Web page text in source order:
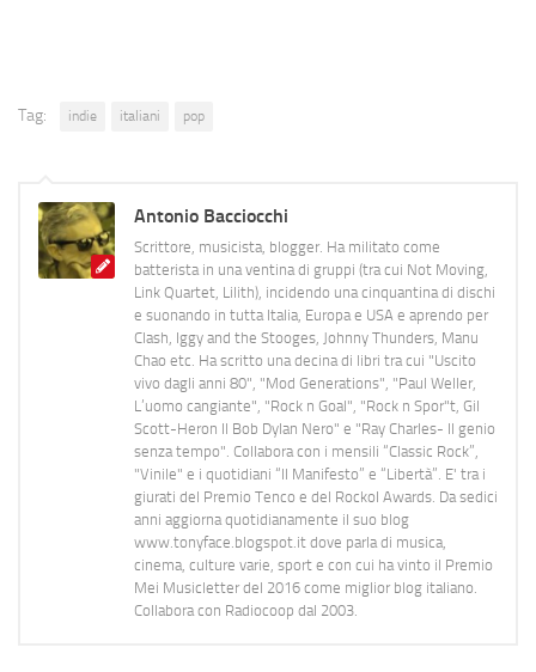
Tag: indie italiani pop
Antonio Bacciocchi
Scrittore, musicista, blogger. Ha militato come
batterista in una ventina di gruppi (tra cui Not Moving,
Link Quartet, Lilith), incidendo una cinquantina di dischi
e suonando in tutta Italia, Europa e USA e aprendo per
Clash, Iggy and the Stooges, Johnny Thunders, Manu
Chao etc. Ha scritto una decina di libri tra cui "Uscito
vivo dagli anni 80", "Mod Generations", "Paul Weller,
L’uomo cangiante", "Rock n Goal", "Rock n Spor"t, Gil
Scott-Heron Il Bob Dylan Nero" e "Ray Charles- Il genio
senza tempo". Collabora con i mensili “Classic Rock”,
"Vinile" e i quotidiani “Il Manifesto” e “Libertà”. E' tra i
giurati del Premio Tenco e del Rockol Awards. Da sedici
anni aggiorna quotidianamente il suo blog
www.tonyface.blogspot.it dove parla di musica,
cinema, culture varie, sport e con cui ha vinto il Premio
Mei Musicletter del 2016 come miglior blog italiano.
Collabora con Radiocoop dal 2003.